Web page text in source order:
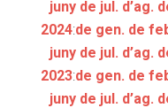
juny de jul. d’ag.
2024:de gen. de
juny de jul. d’ag.
2023:de gen. de
juny de jul. d’ag.